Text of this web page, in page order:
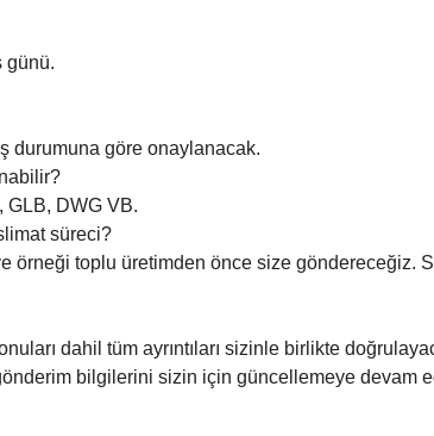
günü.
durumuna göre onaylanacak.
GLB, DWG VB.
süreci?
toplu üretimden önce size göndereceğiz.
dahil tüm ayrıntıları sizinle birlikte
bilgilerini sizin için güncellemeye devam